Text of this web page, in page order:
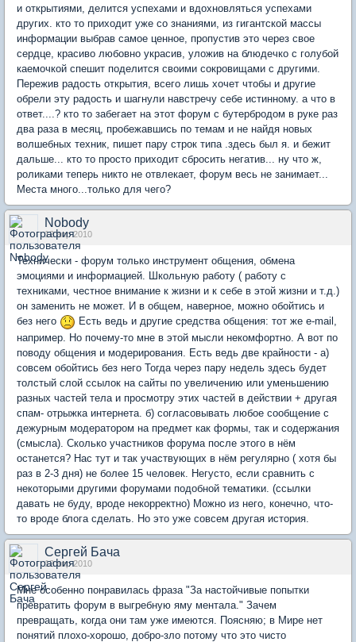
и открытиями, делится успехами и вдохновляться успехами
других. кто то приходит уже со знаниями, из гигантской массы
информации выбрав самое ценное, пропустив это через свое
сердце, красиво любовно украсив, уложив на блюдечко с голубой
каемочкой спешит поделится своими сокровищами с другими.
Пережив радость открытия, всего лишь хочет чтобы и другие
обрели эту радость и шагнули навстречу себе истинному. а что в
ответ....? кто то забегает на этот форум с бутербродом в руке раз
два раза в месяц, пробежавшись по темам и не найдя новых
волшебных техник, пишет пару строк типа .здесь был я. и бежит
дальше... кто то просто приходит сбросить негатив... ну что ж,
роликами теперь никто не отвлекает, форум весь не занимает...
Места много...только для чего?
Nobody
12 апр 2010
Технически - форум только инструмент общения, обмена
эмоциями и информацией. Школьную работу ( работу с
техниками, честное внимание к жизни и к себе в этой жизни и т.д.)
он заменить не может. И в общем, наверное, можно обойтись и
без него
Есть ведь и другие средства общения: тот же e-mail,
например. Но почему-то мне в этой мысли некомфортно. А вот по
поводу общения и модерирования. Есть ведь две крайности - а)
совсем обойтись без него Тогда через пару недель здесь будет
толстый слой ссылок на сайты по увеличению или уменьшению
разных частей тела и просмотру этих частей в действии + другая
спам- отрыжка интернета. б) согласовывать любое сообщение с
дежурным модератором на предмет как формы, так и содержания
(смысла). Сколько участников форума после этого в нём
останется? Нас тут и так участвующих в нём регулярно ( хотя бы
раз в 2-3 дня) не более 15 человек. Негусто, если сравнить с
некоторыми другими форумами подобной тематики. (ссылки
давать не буду, вроде некорректно) Можно из него, конечно, что-
то вроде блога сделать. Но это уже совсем другая история.
Сергей Бача
12 апр 2010
Мне особенно понравилась фраза "За настойчивые попытки
превратить форум в выгребную яму ментала." Зачем
превращать, когда они там уже имеются. Поясняю; в Мире нет
понятий плохо-хорошо, добро-зло потому что это чисто